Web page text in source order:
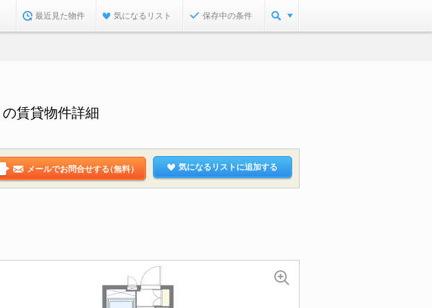
最近見た物件 気になるリスト 保存中の条件
賃貸物件詳細
メールでお問合せする（無料） 気になるリストに追加する